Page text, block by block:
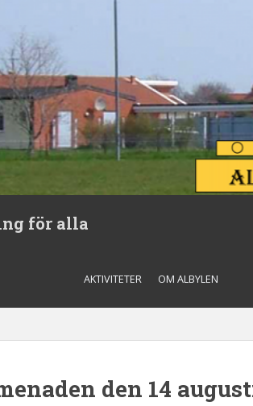
för alla
AKTIVITETER OM ALBYLEN
den 14